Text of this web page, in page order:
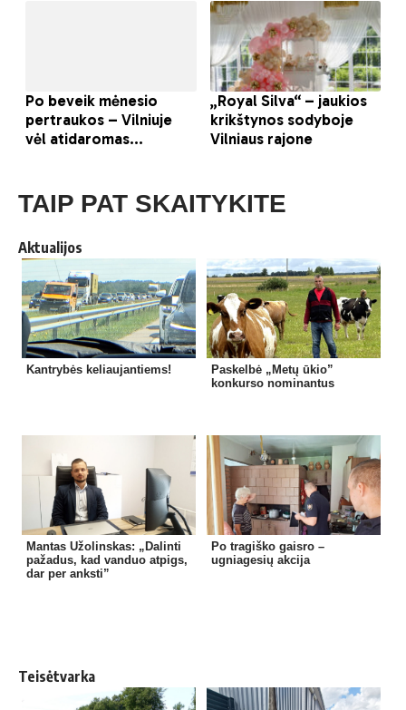
TAIP PAT SKAITYKITE
Aktualijos
Kantrybės keliaujantiems!
Paskelbė „Metų ūkio”
konkurso nominantus
Mantas Užolinskas: „Dalinti
pažadus, kad vanduo atpigs,
dar per anksti”
Po tragiško gaisro –
ugniagesių akcija
Teisėtvarka